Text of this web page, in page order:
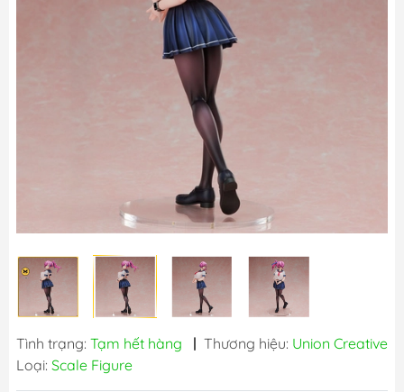
Tình trạng: Tạm hết hàng | Thương hiệu: Union Creative
Loại: Scale Figure